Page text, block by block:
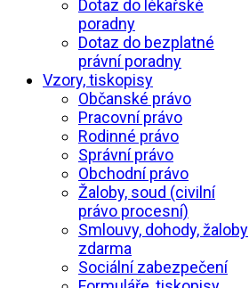
Dotaz do lékařské
poradny
Dotaz do bezplatné
právní poradny
Vzory, tiskopisy
Občanské právo
Pracovní právo
Rodinné právo
Správní právo
Obchodní právo
Žaloby, soud (civilní
právo procesní)
Smlouvy, dohody, žaloby
zdarma
Sociální zabezpečení